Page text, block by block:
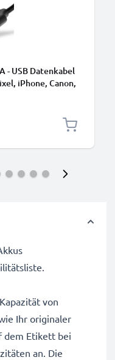
- USB Datenkabel
iPhone, Canon,
von
Ihr originaler
dem Etikett bei
an. Die